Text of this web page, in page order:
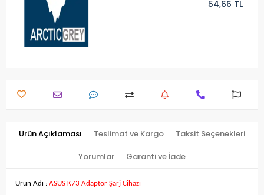
54,66 TL
Ürün Açıklaması Teslimat ve Kargo Taksit Seçenekleri
Yorumlar Garanti ve İade
Ürün Adı : ASUS K73 Adaptör Şarj Cihazı